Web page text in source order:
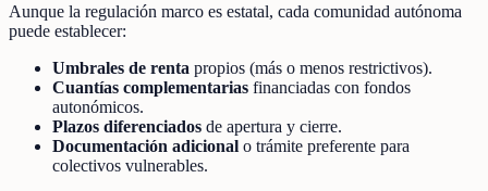
Aunque la regulación marco es estatal, cada comunidad autónoma
puede establecer:
Umbrales de renta propios (más o menos restrictivos).
Cuantías complementarias financiadas con fondos
autonómicos.
Plazos diferenciados de apertura y cierre.
Documentación adicional o trámite preferente para
colectivos vulnerables.